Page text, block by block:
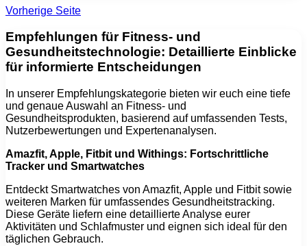
Vorherige Seite
Empfehlungen für Fitness- und
Gesundheitstechnologie: Detaillierte Einblicke
für informierte Entscheidungen
In unserer Empfehlungskategorie bieten wir euch eine tiefe
und genaue Auswahl an Fitness- und
Gesundheitsprodukten, basierend auf umfassenden Tests,
Nutzerbewertungen und Expertenanalysen.
Amazfit, Apple, Fitbit und Withings: Fortschrittliche
Tracker und Smartwatches
Entdeckt Smartwatches von Amazfit, Apple und Fitbit sowie
weiteren Marken für umfassendes Gesundheitstracking.
Diese Geräte liefern eine detaillierte Analyse eurer
Aktivitäten und Schlafmuster und eignen sich ideal für den
täglichen Gebrauch.